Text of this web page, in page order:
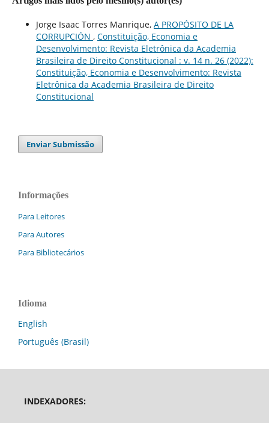
Jorge Isaac Torres Manrique, A PROPÓSITO DE LA
CORRUPCIÓN , Constituição, Economia e
Desenvolvimento: Revista Eletrônica da Academia
Brasileira de Direito Constitucional : v. 14 n. 26 (2022):
Constituição, Economia e Desenvolvimento: Revista
Eletrônica da Academia Brasileira de Direito
Constitucional
Enviar Submissão
Informações
Para Leitores
Para Autores
Para Bibliotecários
Idioma
English
Português (Brasil)
INDEXADORES: